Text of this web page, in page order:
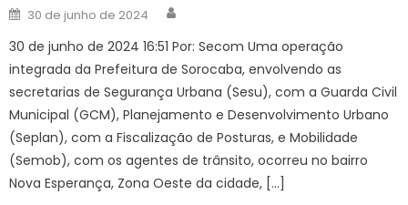
Posted
on
30 de junho de 2024
30 de junho de 2024 16:51 Por: Secom Uma operação
integrada da Prefeitura de Sorocaba, envolvendo as
secretarias de Segurança Urbana (Sesu), com a Guarda Civil
Municipal (GCM), Planejamento e Desenvolvimento Urbano
(Seplan), com a Fiscalização de Posturas, e Mobilidade
(Semob), com os agentes de trânsito, ocorreu no bairro
Nova Esperança, Zona Oeste da cidade, […]